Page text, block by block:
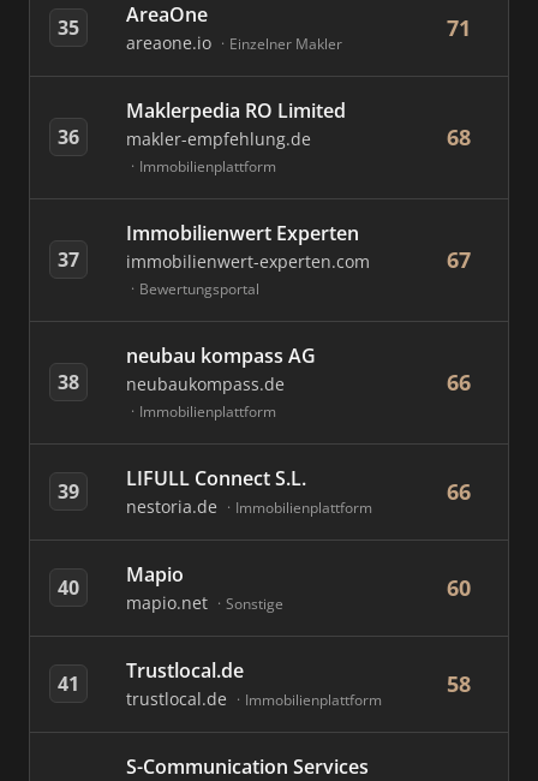
35 AreaOne
areaone.io Einzelner Makler
71
36
Maklerpedia RO Limited
makler-empfehlung.de
Immobilienplattform
68
37
Immobilienwert Experten
immobilienwert-experten.com
Bewertungsportal
67
38
neubau kompass AG
neubaukompass.de
Immobilienplattform
66
39 LIFULL Connect S.L.
nestoria.de Immobilienplattform
66
40 Mapio
mapio.net Sonstige
60
41 Trustlocal.de
trustlocal.de Immobilienplattform
58
S-Communication Services